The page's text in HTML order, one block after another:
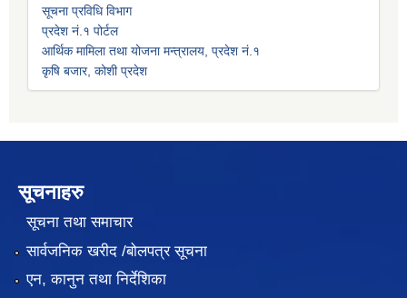
सूचना प्रविधि विभाग
प्रदेश नं.१ पोर्टल
आर्थिक मामिला तथा योजना मन्त्रालय, प्रदेश नं.१
कृषि बजार, कोशी प्रदेश
सूचनाहरु
सूचना तथा समाचार
सार्वजनिक खरीद /बोलपत्र सूचना
एन, कानुन तथा निर्देशिका